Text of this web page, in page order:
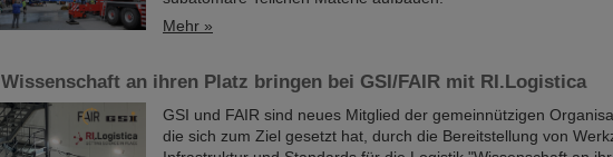
Mehr »
Wissenschaft an ihren Platz bringen bei GSI/FAIR mit RI.Logistica
GSI und FAIR sind neues Mitglied der gemeinnützigen
die sich zum Ziel gesetzt hat, durch die Bereitstellung von